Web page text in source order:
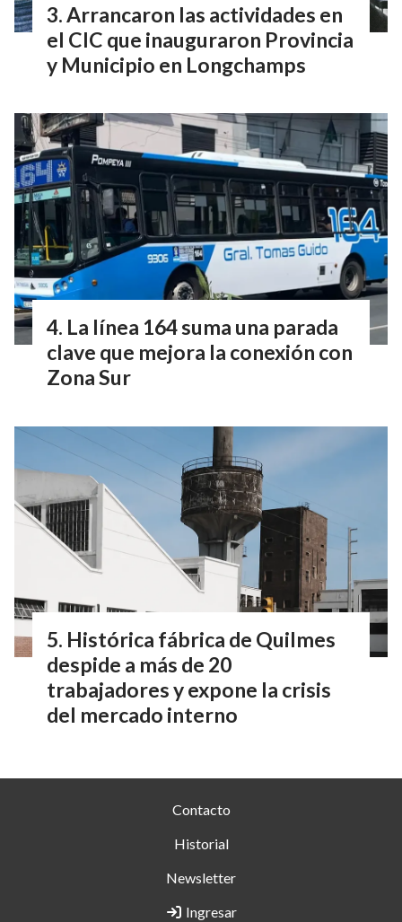
Arrancaron las actividades en
el CIC que inauguraron Provincia
y Municipio en Longchamps
La línea 164 suma una parada
clave que mejora la conexión con
Zona Sur
Histórica fábrica de Quilmes
despide a más de 20
trabajadores y expone la crisis
del mercado interno
Contacto
Historial
Newsletter
Ingresar